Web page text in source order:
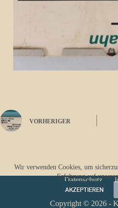
Wir verwenden Cookies, um
Erfahrung auf
AKZEPTIEREN
VORHERIGER
Datenschutz
Copyright © 2026 -